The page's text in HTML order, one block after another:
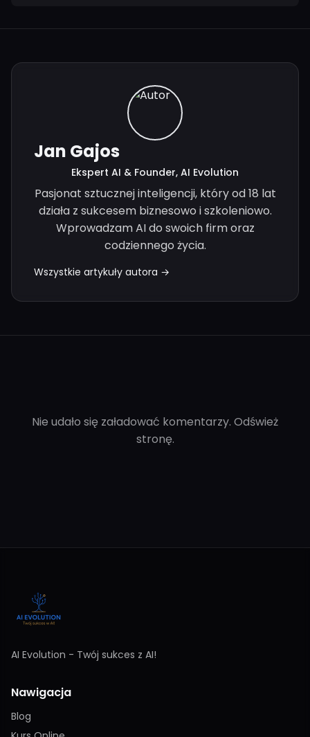
Jan Gajos
Ekspert AI & Founder, AI Evolution
Pasjonat sztucznej inteligencji, który od 18 lat
działa z sukcesem biznesowo i szkoleniowo.
Wprowadzam AI do swoich firm oraz
codziennego życia.
Wszystkie artykuły autora →
Nie udało się załadować komentarzy. Odśwież
stronę.
AI Evolution - Twój sukces z AI!
Nawigacja
Blog